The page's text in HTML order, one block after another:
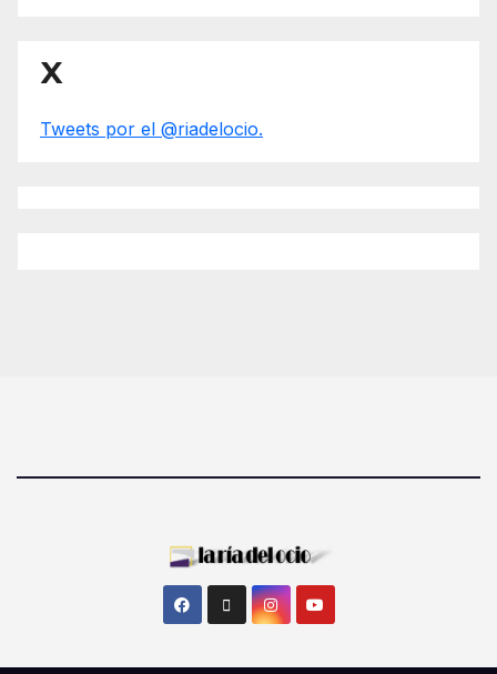
X
Tweets por el @riadelocio.